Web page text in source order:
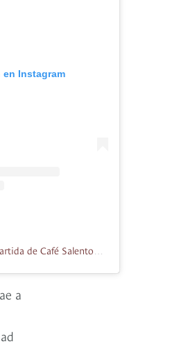
en Instagram
Una publicación compartida de Café Salento® ☕ (@salento_cafe)
a